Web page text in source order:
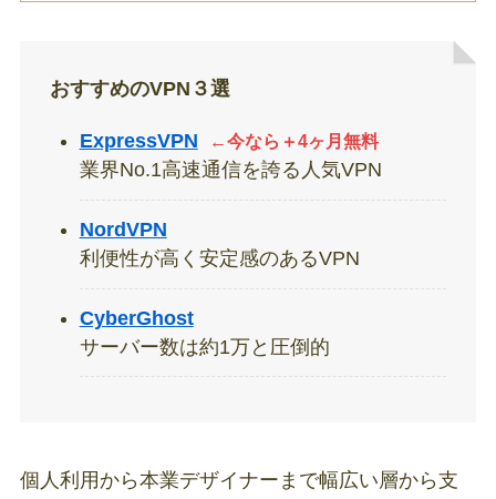
おすすめのVPN３選
ExpressVPN ←今なら＋4ヶ月無料
業界No.1高速通信を誇る人気VPN
NordVPN
利便性が高く安定感のあるVPN
CyberGhost
サーバー数は約1万と圧倒的
個人利用から本業デザイナーまで幅広い層から支